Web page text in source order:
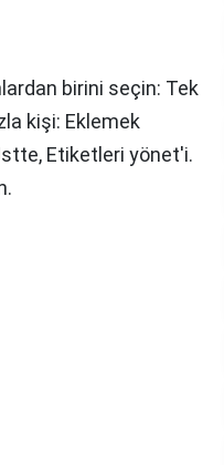
birini seçin: Tek
kişi: Eklemek
Etiketleri yönet'i.